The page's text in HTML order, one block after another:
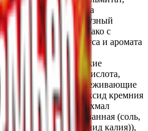
(куркумин)), мука
крахмал кукурузный
пищевая добавка «Тако с
соль, усилитель вкуса и аромата
ароматизаторы
вкусоароматические
(лимонная кислота,
сахар, антислеживающие
3-замещенный, диоксид кремния
(пальмовое)), крахмал
пищевая йодированная (соль,
(ферроцианид калия)),